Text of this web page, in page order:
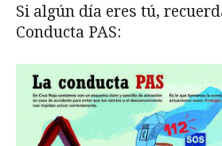
Si algún día eres tú,
Conducta PAS: